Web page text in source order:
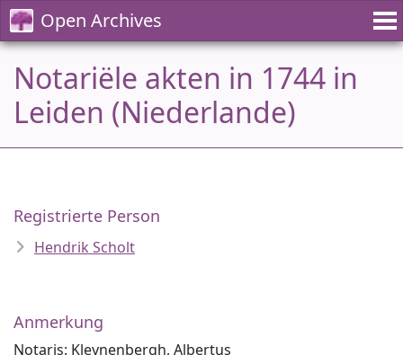
Open Archives
Notariële akten in 1744 in
Leiden (Niederlande)
Registrierte Person
Hendrik Scholt
Anmerkung
Notaris: Kleynenbergh, Albertus